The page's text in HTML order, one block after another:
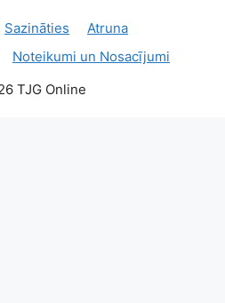
Sazināties
Atruna
Noteikumi un Nosacījumi
TJG Online